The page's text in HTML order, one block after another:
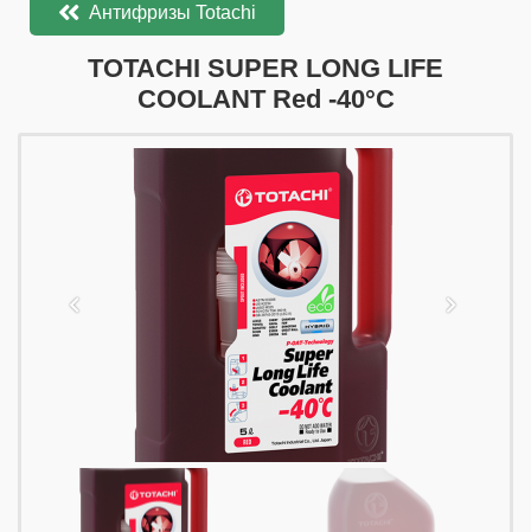
Антифризы Totachi
​​​​TOTACHI SUPER LONG LIFE
COOLANT Red -40°C